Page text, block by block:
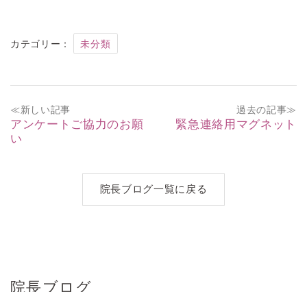
カテゴリー： 未分類
稿
過去の記事≫
緊急連絡用マグネット
≪新しい記事
アンケートご協力のお願
い
院長ブログ一覧に戻る
院長ブログ